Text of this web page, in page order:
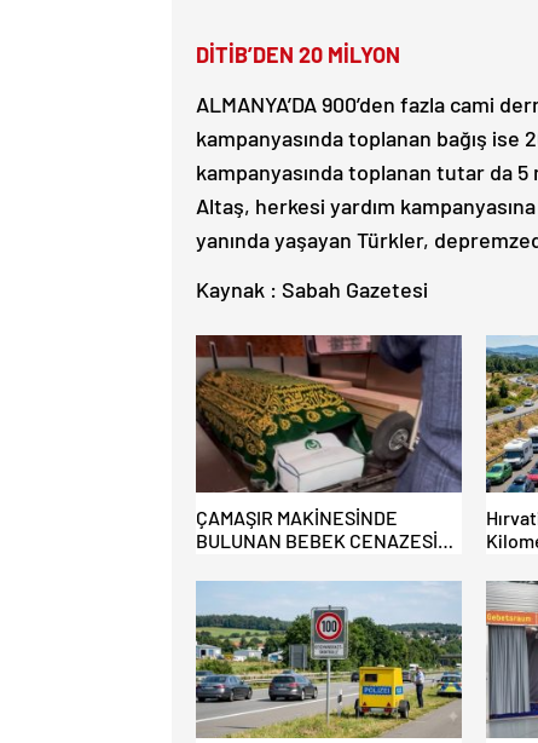
DİTİB’DEN 20 MİLYON
ALMANYA’DA 900’den fazla cami
kampanyasında toplanan bağış ise
kampanyasında toplanan tutar da
Altaş, herkesi yardım
yanında yaşayan Türkler,
Kaynak : Sabah Gazetesi
ÇAMAŞIR MAKİNESİNDE
BULUNAN BEBEK CENAZESİ